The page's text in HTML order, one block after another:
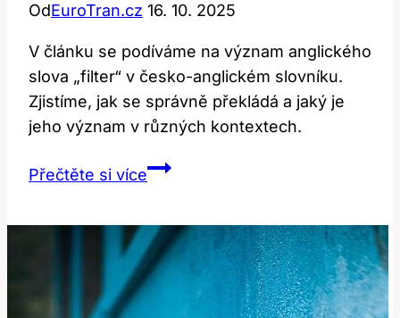
OdEuroTran.cz 16. 10. 2025
V článku se podíváme na význam anglického
slova „filter“ v česko-anglickém slovníku.
Zjistíme, jak se správně překládá a jaký je
jeho význam v různých kontextech.
Přečtěte si víceFiltr:
‚filter‘
v
Anglicko-